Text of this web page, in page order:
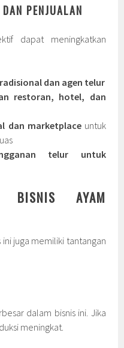
PENJUALAN
dapat meningkatkan
dan agen telur
restoran, hotel, dan
dan marketplaceuntuk
telur untuk
BISNIS AYAM
juga memiliki tantangan
dalam bisnis ini. Jika
meningkat.